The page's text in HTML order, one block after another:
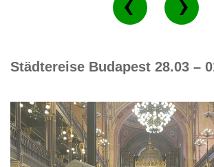
Städtereise Budapest 28.03 –